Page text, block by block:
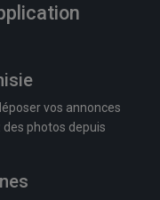
vos annonces
photos depuis